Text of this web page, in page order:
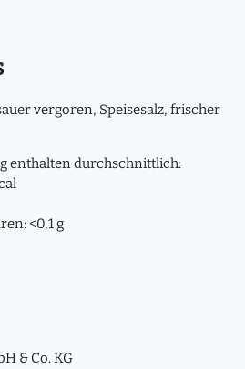
vergoren, Speisesalz, frischer
enthalten durchschnittlich:
<0,1 g
& Co. KG